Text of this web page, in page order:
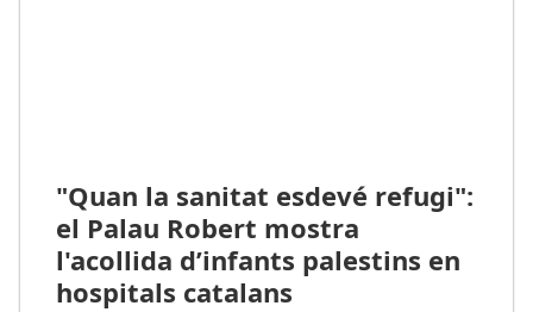
"Quan la sanitat esdevé refugi":
el Palau Robert mostra
l'acollida d’infants palestins en
hospitals catalans